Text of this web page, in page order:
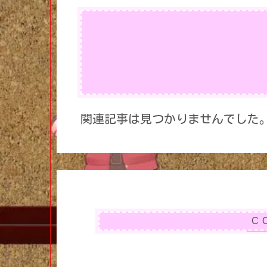
関連記事は見つかりませんでした